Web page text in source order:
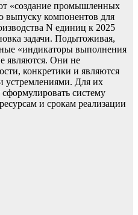
«создание промышленных
выпуску компонентов для
N единиц к 2025
задачи. Подытоживая,
«индикаторы выполнения
являются. Они не
конкретики и являются
устремлениями. Для их
систему
и срокам реализации